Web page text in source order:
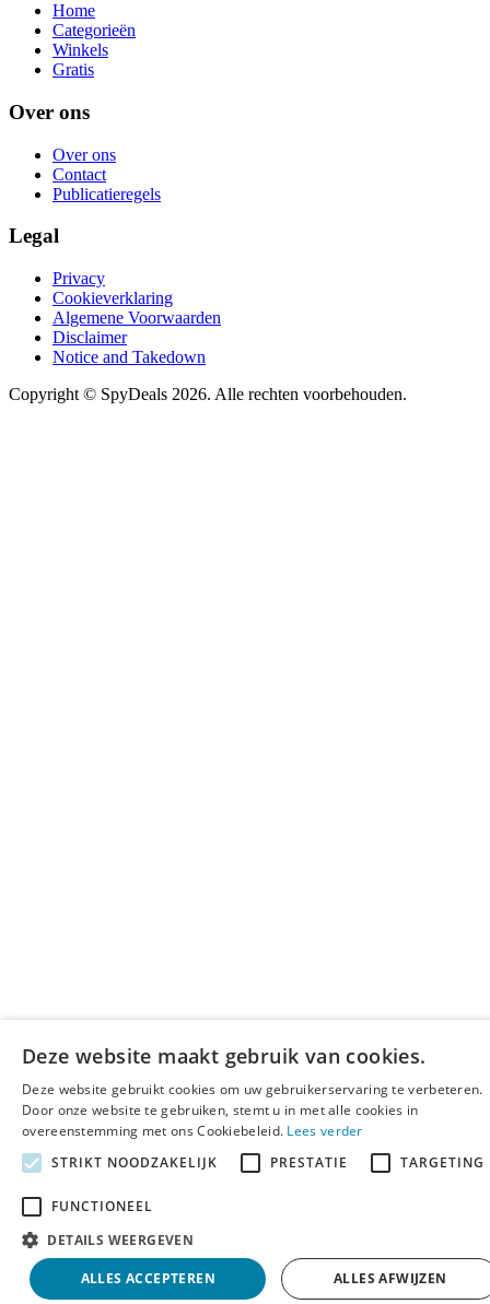
Home
Categorieën
Winkels
Gratis
Over ons
Over ons
Contact
Publicatieregels
Legal
Privacy
Cookieverklaring
Algemene Voorwaarden
Disclaimer
Notice and Takedown
Copyright © SpyDeals 2026. Alle rechten voorbehouden.
Deze website maakt gebruik van cookies.
Deze website gebruikt cookies om uw gebruikerservaring te verbeteren.
Door onze website te gebruiken, stemt u in met alle cookies in
overeenstemming met ons Cookiebeleid. Lees verder
STRIKT NOODZAKELIJK
PRESTATIE TARGETING
FUNCTIONEEL
DETAILS WEERGEVEN
ALLES ACCEPTEREN ALLES AFWIJZEN